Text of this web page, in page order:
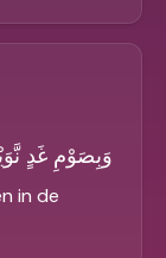
وَبِصَوْمِ غَدٍ
in de